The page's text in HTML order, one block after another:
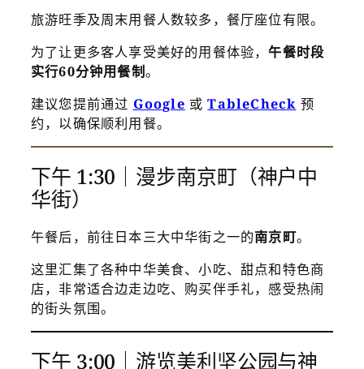
旅游旺季及周末用餐人数较多，餐厅座位有限。
为了让更多客人享受美好的用餐体验，午餐时段
实行60分钟用餐制。
建议您提前通过 Google 或TableCheck 预
约，以确保顺利用餐。
下午 1:30｜漫步南京町（神户中
华街）
午餐后，前往日本三大中华街之一的南京町。
这里汇集了各种中华美食、小吃、甜点和特色商
店，非常适合边走边吃、购买伴手礼，感受热闹
的街头氛围。
下午 3:00｜游览美利坚公园与神